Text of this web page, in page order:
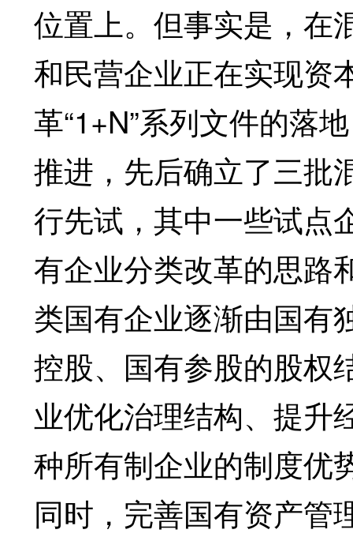
位置上。但事实是，在
和民营企业正在实现资
革“1+N”系列文件的落
推进，先后确立了三批
行先试，其中一些试点
有企业分类改革的思路
类国有企业逐渐由国有
控股、国有参股的股权
业优化治理结构、提升
种所有制企业的制度优
同时，完善国有资产管